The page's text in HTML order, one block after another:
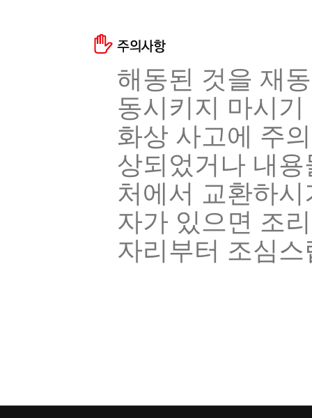
해동된 것을 재
동시키지 마시
화상 사고에 주
상되었거나 내
처에서 교환하
자가 있으면 조
자리부터 조심